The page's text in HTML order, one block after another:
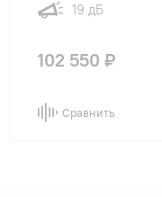
19 дБ
102 550 ₽
Сравнить